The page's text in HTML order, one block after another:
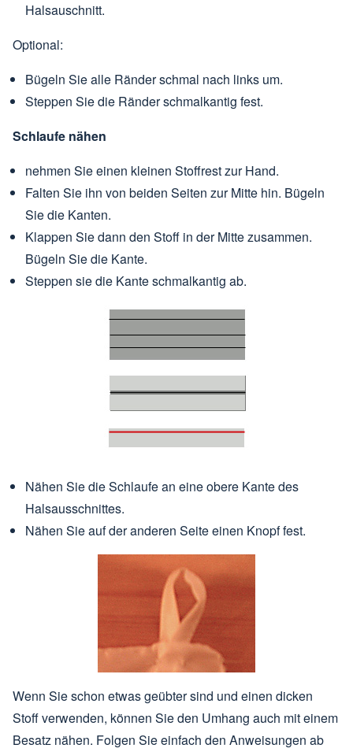
Halsauschnitt.
Optional:
Bügeln Sie alle Ränder schmal nach links um.
Steppen Sie die Ränder schmalkantig fest.
Schlaufe nähen
nehmen Sie einen kleinen Stoffrest zur Hand.
Falten Sie ihn von beiden Seiten zur Mitte hin. Bügeln
Sie die Kanten.
Klappen Sie dann den Stoff in der Mitte zusammen.
Bügeln Sie die Kante.
Steppen sie die Kante schmalkantig ab.
Nähen Sie die Schlaufe an eine obere Kante des
Halsausschnittes.
Nähen Sie auf der anderen Seite einen Knopf fest.
Wenn Sie schon etwas geübter sind und einen dicken
Stoff verwenden, können Sie den Umhang auch mit einem
Besatz nähen. Folgen Sie einfach den Anweisungen ab